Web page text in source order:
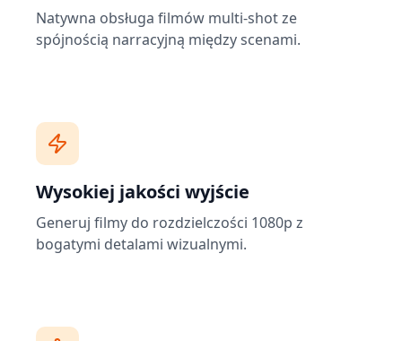
Natywna obsługa filmów multi-shot ze
spójnością narracyjną między scenami.
Wysokiej jakości wyjście
Generuj filmy do rozdzielczości 1080p z
bogatymi detalami wizualnymi.